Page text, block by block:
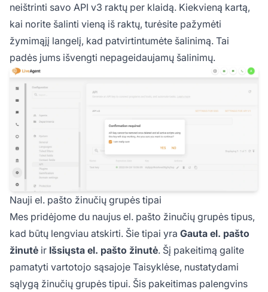
neištrinti savo API v3 raktų per klaidą. Kiekvieną kartą,
kai norite šalinti vieną iš raktų, turėsite pažymėti
žymimąjį langelį, kad patvirtintumėte šalinimą. Tai
padės jums išvengti nepageidaujamų šalinimų.
Nauji el. pašto žinučių grupės tipai
Mes pridėjome du naujus el. pašto žinučių grupės tipus,
kad būtų lengviau atskirti. Šie tipai yra Gauta el. pašto
žinutė ir Išsiųsta el. pašto žinutė. Šį pakeitimą galite
pamatyti vartotojo sąsajoje Taisyklėse, nustatydami
sąlygą žinučių grupės tipui. Šis pakeitimas palengvins